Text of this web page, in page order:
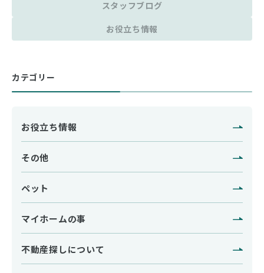
スタッフブログ
お役立ち情報
カテゴリー
お役立ち情報
その他
ペット
マイホームの事
不動産探しについて